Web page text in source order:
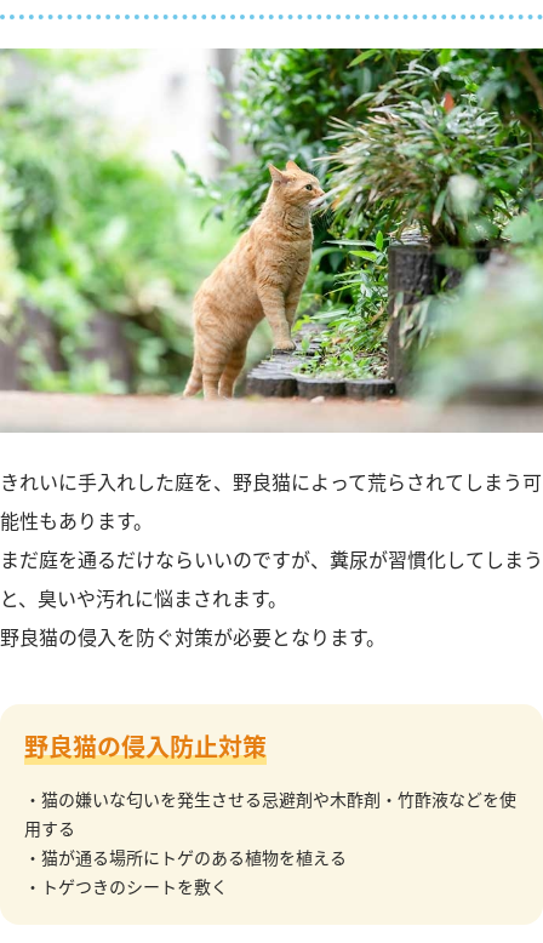
きれいに手入れした庭を、野良猫によって荒らされてしまう可
能性もあります。
まだ庭を通るだけならいいのですが、糞尿が習慣化してしまう
と、臭いや汚れに悩まされます。
野良猫の侵入を防ぐ対策が必要となります。
野良猫の侵入防止対策
・猫の嫌いな匂いを発生させる忌避剤や木酢剤・竹酢液などを使
用する
・猫が通る場所にトゲのある植物を植える
・トゲつきのシートを敷く